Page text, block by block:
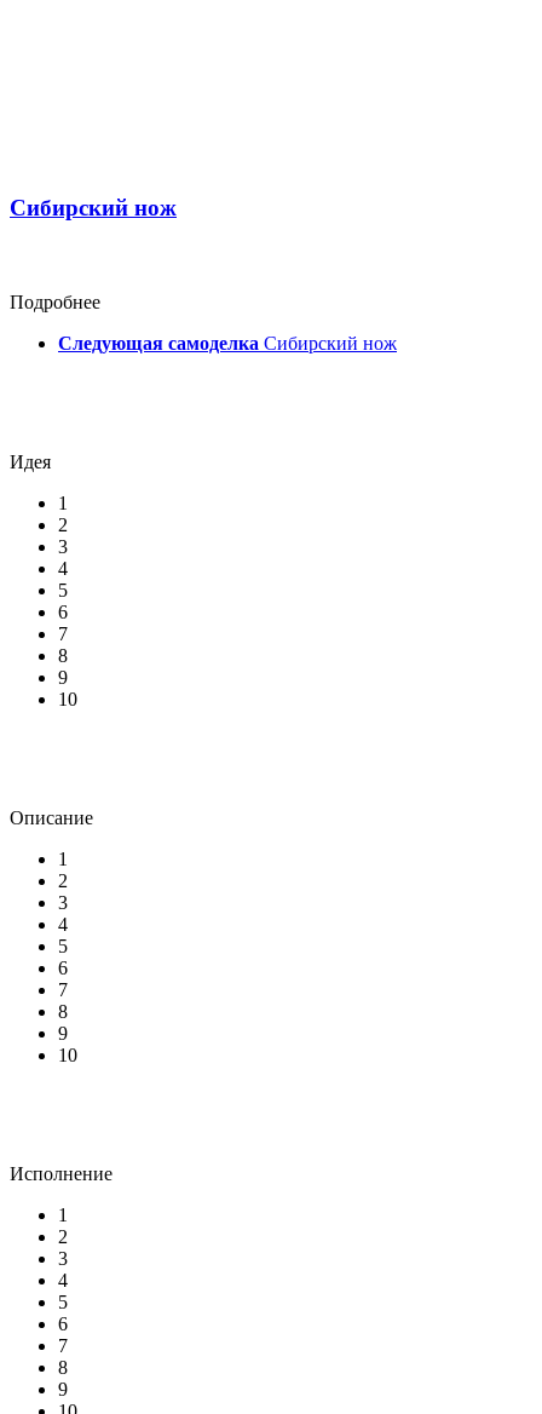
Сибирский нож
Подробнее
Следующая самоделка Сибирский нож
Идея
1
2
3
4
5
6
7
8
9
10
Описание
1
2
3
4
5
6
7
8
9
10
Исполнение
1
2
3
4
5
6
7
8
9